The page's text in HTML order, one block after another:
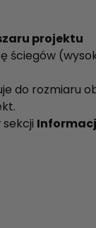
projektu
ściegów
do rozmiaru